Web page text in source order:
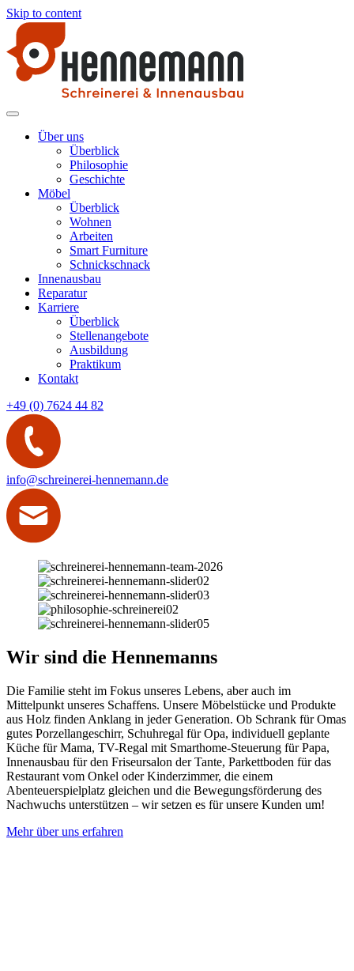
Skip to content
Schreinerei Hennemann
Möbelstücke und Produkte aus Holz
Über uns
Überblick
Philosophie
Geschichte
Möbel
Überblick
Wohnen
Arbeiten
Smart Furniture
Schnickschnack
Innenausbau
Reparatur
Karriere
Überblick
Stellenangebote
Ausbildung
Praktikum
Kontakt
+49 (0) 7624 44 82
info@schreinerei-hennemann.de
Wir sind die Hennemanns
Die Familie steht im Fokus unseres Lebens, aber auch im
Mittelpunkt unseres Schaffens. Unsere Möbelstücke und Produkte
aus Holz finden Anklang in jeder Generation. Ob Schrank für Omas
gutes Porzellangeschirr, Schuhregal für Opa, individuell geplante
Küche für Mama, TV-Regal mit Smarthome-Steuerung für Papa,
Innenausbau für den Friseursalon der Tante, Parkettboden für das
Restaurant vom Onkel oder Kinderzimmer, die einem
Abenteuerspielplatz gleichen und die Bewegungsförderung des
Nachwuchs unterstützen – wir setzen es für unsere Kunden um!
Mehr über uns erfahren